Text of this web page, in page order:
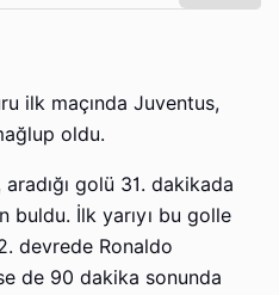
ilk maçında Juventus,
oldu.
golü 31. dakikada
buldu. İlk yarıyı bu golle
devrede Ronaldo
de 90 dakika sonunda